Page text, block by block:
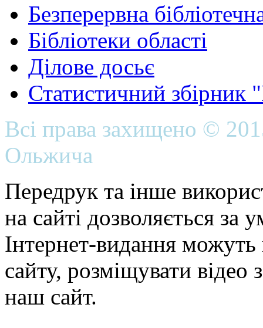
Безперервна
Бібліотеки області
Ділове досьє
Статистичний
Всі права захищено ©
Ольжича
Передрук та інше
на сайті дозволяється
Інтернет-видання можуть
сайту, розміщувати відео
наш сайт.